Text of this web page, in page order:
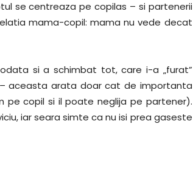
se centreaza pe copilas – si partenerii
mama-copil: mama nu vede decat
si a schimbat tot, care i-a „furat”
aceasta arata doar cat de importanta
copil si il poate neglija pe partener).
iar seara simte ca nu isi prea gaseste